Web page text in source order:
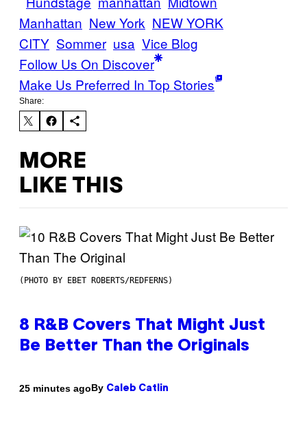
Manhattan New York NEW YORK
CITY Sommer usa Vice Blog
Follow Us On Discover
Make Us Preferred In Top Stories
Share:
MORE
LIKE THIS
(PHOTO BY EBET ROBERTS/REDFERNS)
8 R&B Covers That Might Just
Be Better Than the Originals
25 minutes agoBy Caleb Catlin